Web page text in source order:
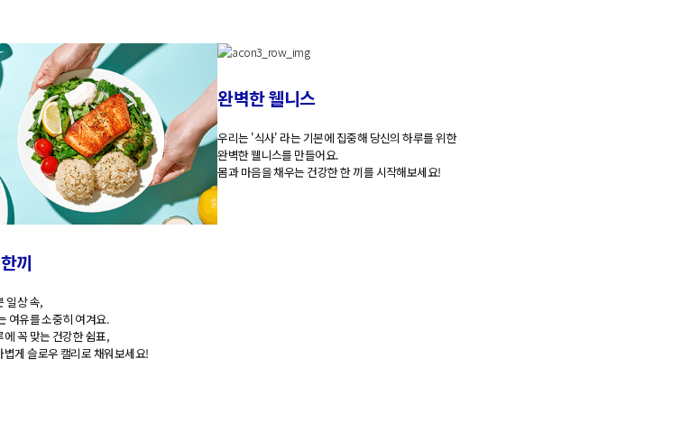
한끼
일상속,
여유를소중히 여겨요.
에꼭 맞는 건강한쉼표,
볍게 슬로우캘리로채워보세요!
완벽한웰니스
우리는 '식사' 라는기본에 집중해 당신의 하루를위한
완벽한웰니스를 만들어요.
몸과 마음을채우는 건강한한끼를 시작해보세요!